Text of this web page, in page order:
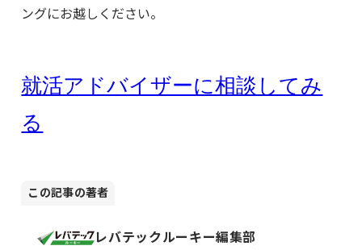
ングにお越しください。
就活アドバイザーに相談してみ
る
この記事の著者
レバテックルーキー編集部